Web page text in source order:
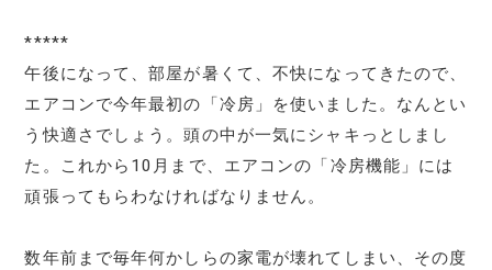
*****
午後になって、部屋が暑くて、不快になってきたので、
エアコンで今年最初の「冷房」を使いました。なんとい
う快適さでしょう。頭の中が一気にシャキっとしまし
た。これから10月まで、エアコンの「冷房機能」には
頑張ってもらわなければなりません。
数年前まで毎年何かしらの家電が壊れてしまい、その度